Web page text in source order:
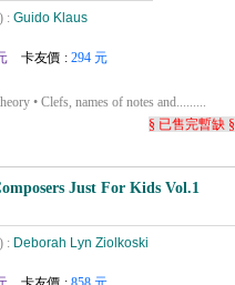
: Guido Klaus
卡友價 : 294 元
• Clefs, names of notes and.........
§ 已售完暫缺 §
Just For Kids Vol.1
: Deborah Lyn Ziolkoski